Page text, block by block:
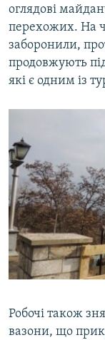
оглядові
перехожих. На
заборонили,
продовжують
які є одним із
Робочі також
вазони, що